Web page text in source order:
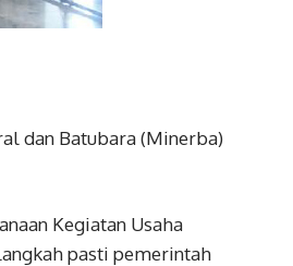
dan Batubara (Minerba)
Kegiatan Usaha
pasti pemerintah